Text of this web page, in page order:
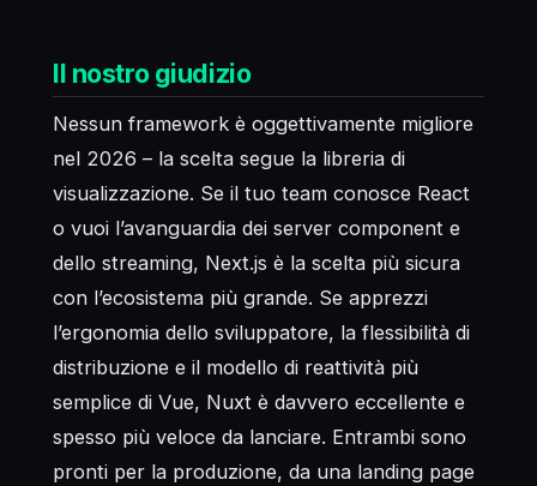
Il nostro giudizio
Nessun framework è oggettivamente migliore
nel 2026 – la scelta segue la libreria di
visualizzazione. Se il tuo team conosce React
o vuoi l’avanguardia dei server component e
dello streaming, Next.js è la scelta più sicura
con l’ecosistema più grande. Se apprezzi
l’ergonomia dello sviluppatore, la flessibilità di
distribuzione e il modello di reattività più
semplice di Vue, Nuxt è davvero eccellente e
spesso più veloce da lanciare. Entrambi sono
pronti per la produzione, da una landing page